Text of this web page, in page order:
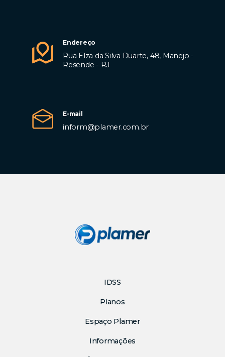
Endereço
Rua Elza da Silva Duarte, 48, Manejo -
Resende - RJ
E-mail
inform@plamer.com.br
IDSS
Planos
Espaço Plamer
Informações